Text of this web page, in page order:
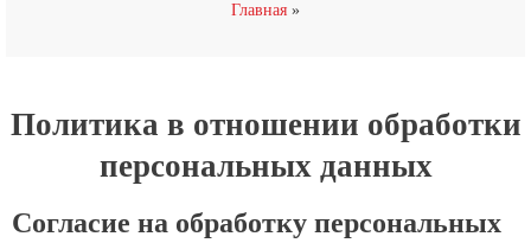
Главная
Политика в отношении обработки
персональных данных
Согласие на обработку персональных